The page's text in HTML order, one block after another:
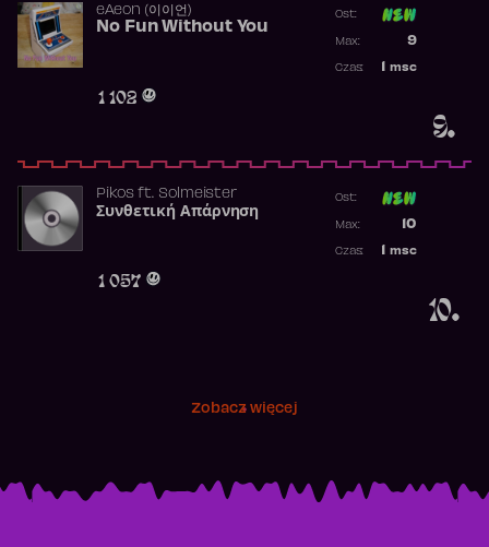
9.
​eAeon (이이언)
No Fun Without You
1 102
Ost:
9
Max:
msc
Czas:
10.
Pikosft. Solmeister
Συνθετική Απάρνηση
1 057
Ost:
10
Max:
msc
Czas:
Zobacz więcej